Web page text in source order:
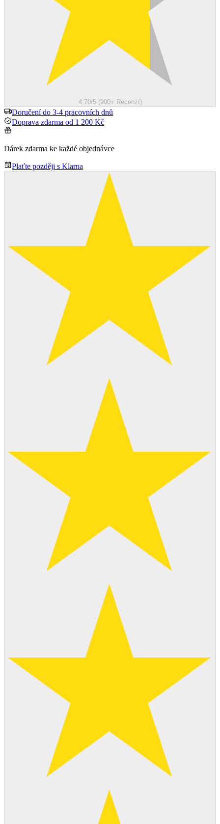
4.70/5 (900+ Recenzí)
Doručení do 3-4 pracovních dnů
Doprava zdarma od 1 200 Kč
Dárek zdarma ke každé objednávce
Plaťte později s Klarna